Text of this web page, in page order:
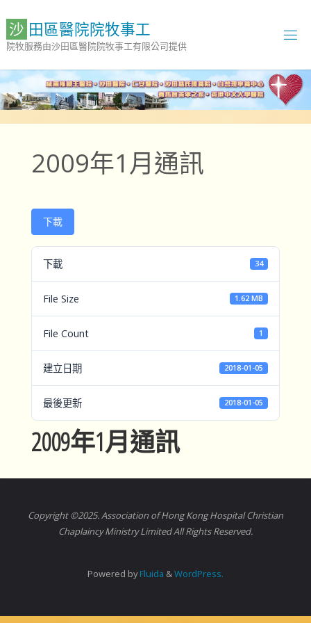
content
沙 田區醫院院牧事工
院牧服務由沙田區醫院院牧事工有限公司提供
2009年1月通訊
下載
下載 34
File Size 1.62 MB
File Count 1
建立日期 2018-01-05
最後更新 2018-01-05
2009年1月通訊
Copyright ©2025. Association of Hong Kong Hospital Christian
Chaplaincy Ministry Limited All Rights Reserved.
Powered byFluida &WordPress.